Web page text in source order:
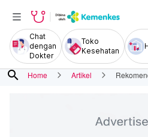
Chat
dengan
Dokter
Toko
Kesehatan
search Home Artikel